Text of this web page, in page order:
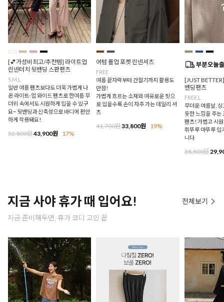
[💕가성비최고/추천템] 라이트업
린넨터치 뒷밴딩 스판팬츠
S,M,L
일반 여름 팬츠보다도 더욱 가볍게 나
온 라이트-업 와이드 팬츠로 한여름 무
더위 속에서도 시원하게 입을 수 있구
요~ 뒷밴딩과 신축성으로 바디에 편안
하게 착용돼요!
52,800원43,900원 17%
어텀 롤업 포켓 린넨셔츠
FREE
여름 끝자락부터 간절기까지 활용도
만점!
가볍게 흐르는 소재와 여유로운 핏으
로 입을수록 손이 자주 가는 데일리 셔
츠
41,700원33,800원 19%
[JUST
밴딩팬츠
FREE,L
무더운 여름날,
듯한 느낌을 주는
팬츠! 가볍고 시
휘뚜루 마뚜루 입
니다
38,800원
지금 사야 휴가 때 입어요!
지금 준비해두면, 휴가 코디 고민 끝
전체보기